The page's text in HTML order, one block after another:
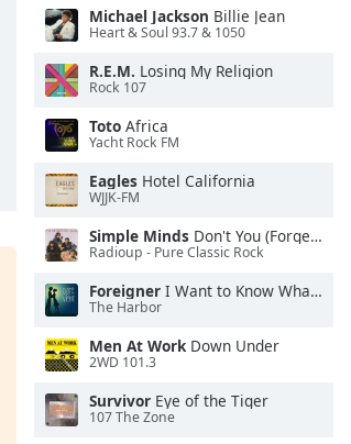
Michael Jackson Billie Jean
Heart & Soul 93.7 & 1050
R.E.M. Losing My Religion
Rock 107
Toto Africa
Yacht Rock FM
Eagles Hotel California
WJJK-FM
Simple Minds Don't You (Forget About Me)
Radioup - Pure Classic Rock
Foreigner I Want to Know What Love Is
The Harbor
Men At WorkDown Under
2WD 101.3
Survivor Eye of the Tiger
107 The Zone